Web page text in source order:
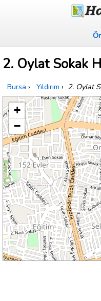
2. Oylat Sokak
Bursa › Yıldırım › 2. Oylat
+
−